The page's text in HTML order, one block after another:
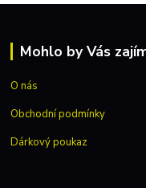
Mohlo by Vás
O nás
Obchodní podmínky
Dárkový poukaz